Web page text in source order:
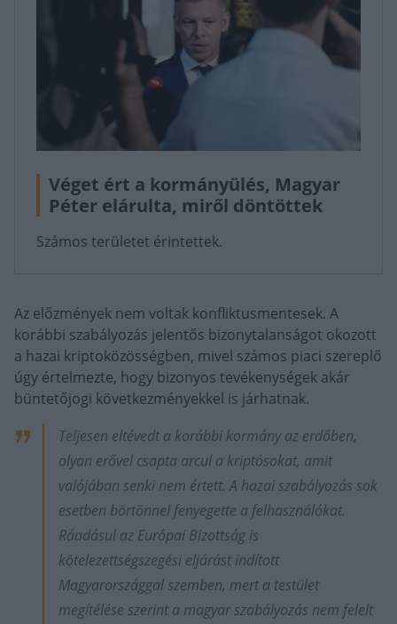
Véget ért a kormányülés, Magyar
Péter elárulta, miről döntöttek
Számos területet érintettek.
Az előzmények nem voltak konfliktusmentesek. A
korábbi szabályozás jelentős bizonytalanságot okozott
a hazai kriptoközösségben, mivel számos piaci szereplő
úgy értelmezte, hogy bizonyos tevékenységek akár
büntetőjogi következményekkel is járhatnak.
Teljesen eltévedt a korábbi kormány az erdőben,
olyan erővel csapta arcul a kriptósokat, amit
valójában senki nem értett. A hazai szabályozás sok
esetben börtönnel fenyegette a felhasználókat.
Ráadásul az Európai Bizottság is
kötelezettségszegési eljárást indított
Magyarországgal szemben, mert a testület
megítélése szerint a magyar szabályozás nem felelt